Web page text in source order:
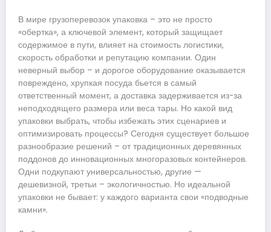
В мире грузоперевозок упаковка – это не просто
«обертка», а ключевой элемент, который защищает
содержимое в пути, влияет на стоимость логистики,
скорость обработки и репутацию компании. Один
неверный выбор – и дорогое оборудование оказывается
повреждено, хрупкая посуда бьется в самый
ответственный момент, а доставка задерживается из-за
неподходящего размера или веса тары. Но какой вид
упаковки выбрать, чтобы избежать этих сценариев и
оптимизировать процессы? Сегодня существует большое
разнообразие решений – от традиционных деревянных
поддонов до инновационных многоразовых контейнеров.
Одни подкупают универсальностью, другие —
дешевизной, третьи – экологичностью. Но идеальной
упаковки не бывает: у каждого варианта свои «подводные
камни».